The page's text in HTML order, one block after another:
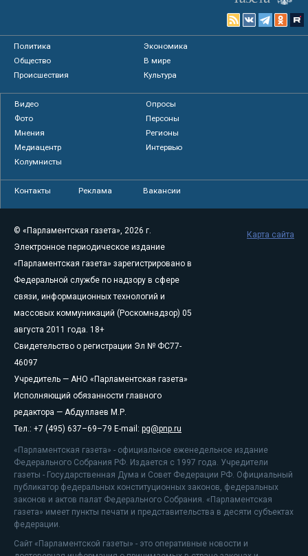
Политика
Экономика
Общество
В мире
Происшествия
Культура
Видео
Опросы
Фото
Персоны
Мнения
Регионы
Медиацентр
Интервью
Колумнисты
Контакты Реклама Вакансии
© «Парламентская газета», 2026 г.
Электронное периодическое издание
«Парламентская газета» зарегистрировано в
Федеральной службе по надзору в сфере
связи, информационных технологий и
массовых коммуникаций (Роскомнадзор) 05
августа 2011 года. 18+
Свидетельство о регистрации Эл № ФС77-
46097
Учредитель — АНО «Парламентская газета»
Исполняющий обязанности главного
редактора — Абдуллаев М.Р.
Тел.: +7 (495) 637–69–79 E-mail: pg@pnp.ru
«Парламентская газета» - официальное еженедельное издание
Федерального Собрания РФ. Издается с 1997 года. Учредители
газеты - Государственная Дума и Совет Федерации РФ. Официальный
публикатор федеральных конституционных законов, федеральных
законов и актов палат Федерального Собрания. «Парламентская
газета» имеет пункты печати и представительства в десяти субъектах
федерации.
Сайт «Парламентской газеты» - это оперативные новости и
Карта сайта